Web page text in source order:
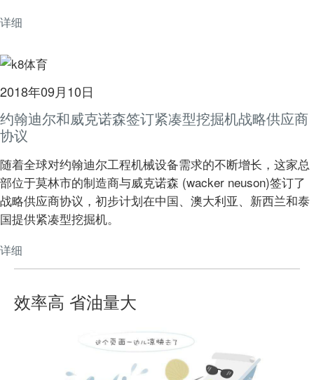
详细
2018年09月10日
约翰迪尔和威克诺森签订紧凑型挖掘机战略供应商
协议
随着全球对约翰迪尔工程机械设备需求的不断增长，这家总
部位于莫林市的制造商与威克诺森 (wacker neuson)签订了
战略供应商协议，初步计划在中国、澳大利亚、新西兰和泰
国提供紧凑型挖掘机。
详细
效率高 省油量大